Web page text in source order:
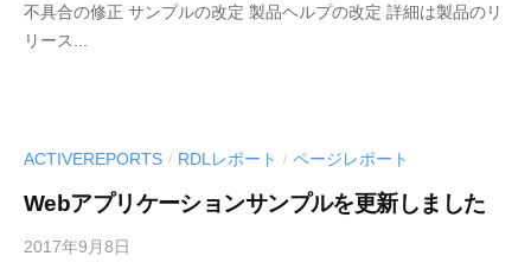
S
-
e
不具合の修正 サンプルの改定 製品ヘルプの改定 詳細は製品のリ
リース...
ACTIVEREPORTS / RDLレポート / ページレポート
Webアプリケーションサンプルを更新しました
2017年9月8日